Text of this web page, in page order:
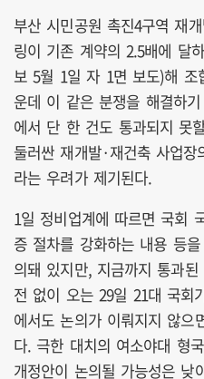
부산 시민공원 촉진4구역 재
링이 기존 계약의 2.5배에 달
보 5월 1일 자 1면 보도)해
운데 이 같은 분쟁을 해결하
에서 단 한 건도 통과되지 못
둘러싼 재개발·재건축 사업
라는 우려가 제기된다.
1일 정비업계에 따르면 국회
증 절차를 강화하는 내용 등
의돼 있지만, 지금까지 통과
전 없이 오는 29일 21대 국회
에서도 논의가 이뤄지지 않으
다. 극한 대치의 여소야대 형
개정안이 논의될 가능성은 낮